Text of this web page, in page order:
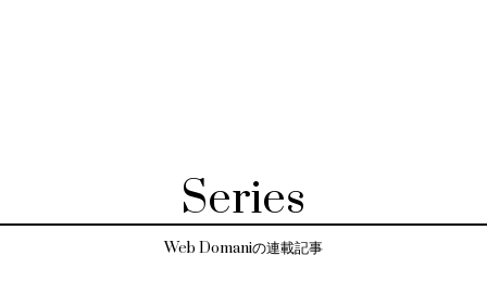
Series
Web Domaniの連載記事